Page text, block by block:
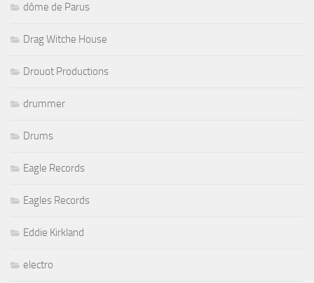
dôme de Parus
Drag Witche House
Drouot Productions
drummer
Drums
Eagle Records
Eagles Records
Eddie Kirkland
electro